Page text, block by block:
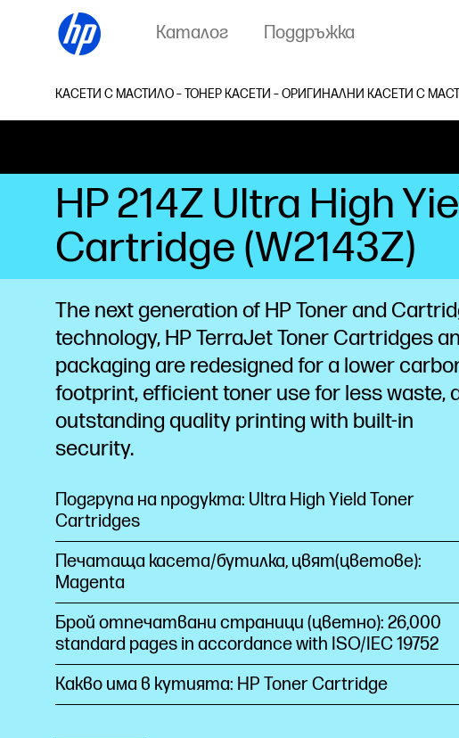
Каталог Поддръжка
КАСЕТИ С МАСТИЛО – ТОНЕР КАСЕТИ – ОРИГИНАЛНИ КАСЕТИ С
HP 214Z Ultra High
Cartridge (W2143Z)
The next generation of HP Toner and
technology, HP TerraJet Toner Cartridges
packaging are redesigned for a lower
footprint,efficient toner use for less waste,
outstanding quality printing with built-in
security.
Подгрупа на продукта: Ultra High Yield Toner
Cartridges
Печатаща касета/бутилка, цвят(цветове):
Magenta
Брой отпечатвани страници (цветно): 26,000
standard pages in accordance with ISO/IEC 19752
Какво има в кутията: HP Toner Cartridge